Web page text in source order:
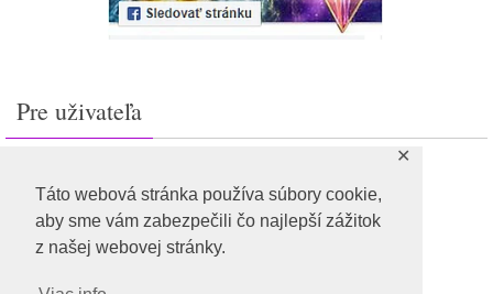
Táto webová stránka používa súbory cookie,
aby sme vám zabezpečili čo najlepší zážitok
z našej webovej stránky.
✕
Pre uživateľa
Feed záznamov
RSS feed komentárov
WordPress.org